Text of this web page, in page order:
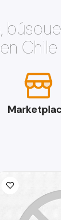
Chile